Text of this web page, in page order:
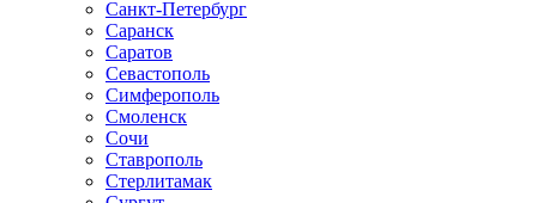
Санкт-Петербург
Саранск
Саратов
Севастополь
Симферополь
Смоленск
Сочи
Ставрополь
Стерлитамак